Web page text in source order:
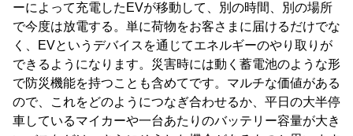
ーによって充電したEVが移動して、別の時間、別の場所
で今度は放電する。単に荷物をお客さまに届けるだけでな
く、EVというデバイスを通じてエネルギーのやり取りが
できるようになります。災害時には動く蓄電池のような形
で防災機能を持つことも含めてです。マルチな価値がある
ので、これをどのようにつなぎ合わせるか、平日の大半停
車しているマイカーや一台あたりのバッテリー容量が大き